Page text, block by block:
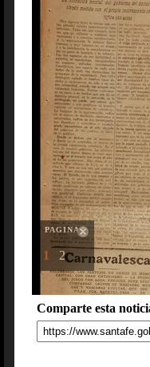
PAGINAS
1 2
Comparte esta